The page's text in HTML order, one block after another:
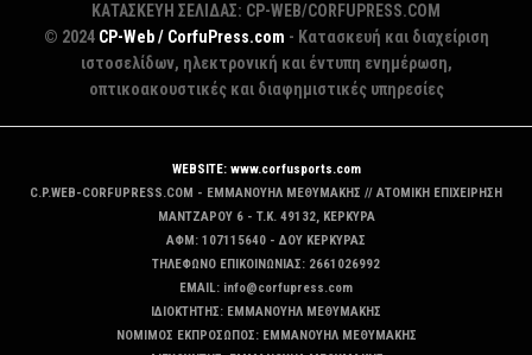
ΚΑΤΑΣΚΕΥΗ ΣΕΛΙΔΑΣ: CP-WEB/CORFUPRESS.COM
© 2024 CP-Web / CorfuPress.com - Κατασκευή και διαχείριση
ιστοσελίδων, ηλεκτρονική και έντυπη ενημέρωση,
οπτικοακουστικές και διαφημιστικές υπηρεσίες
WEBSITE: www.corfusports.com
C.P.WEB-CORFUPRESS.COM - ΕΜΜΑΝΟΥΗΛ ΜΕΘΥΜΑΚΗΣ // ΑΤΟΜΙΚΗ ΕΠΙΧΕΙΡΗΣΗ
MANTZAΡΟΥ 6 - T.K. 49132, ΚΕΡΚΥΡΑ
ΑΦΜ: 107115640 - ΔΟΥ ΚΕΡΚΥΡΑΣ
ΤΗΛΕΦΩΝΟ ΕΠΙΚΟΙΝΩΝΙΑΣ: 2661026992
EMAIL: info@corfupress.com
ΙΔΙΟΚΤΗΤΗΣ: EMMANOYΗΛ ΜΕΘΥΜΑΚΗΣ
ΝΟΜΙΜΟΣ ΕΚΠΡΟΣΩΠΟΣ: EMMANOYΗΛ ΜΕΘΥΜΑΚΗΣ